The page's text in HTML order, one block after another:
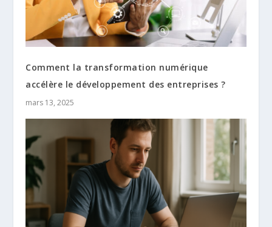
Comment la transformation numérique
accélère le développement des entreprises ?
mars 13, 2025